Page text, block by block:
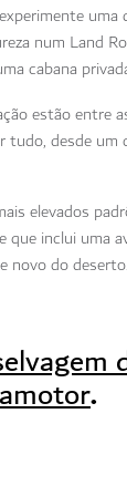
num Land
cabana
estão entre
desde um
elevados
que inclui uma
novo do deserto.
.